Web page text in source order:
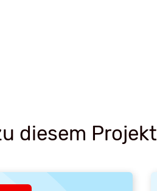
diesem Projekt